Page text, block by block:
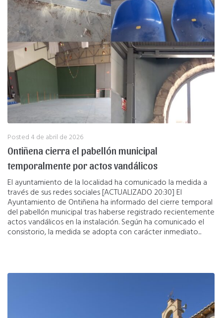
Posted 4 de abril de 2026
Ontiñena cierra el pabellón municipal
temporalmente por actos vandálicos
El ayuntamiento de la localidad ha comunicado la medida a
través de sus redes sociales [ACTUALIZADO 20:30] El
Ayuntamiento de Ontiñena ha informado del cierre temporal
del pabellón municipal tras haberse registrado recientemente
actos vandálicos en la instalación. Según ha comunicado el
consistorio, la medida se adopta con carácter inmediato...